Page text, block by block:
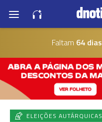
Faltam 64 dias
ELEIÇÕES AUTÁRQUICAS